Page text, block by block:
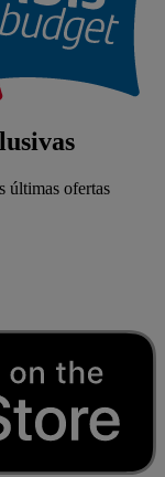
últimas ofertas